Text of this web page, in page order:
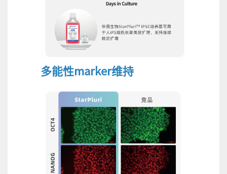
多能性marker维持